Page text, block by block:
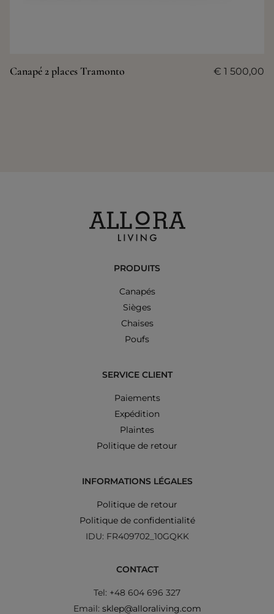
Canapé 2 places Tramonto € 1 500,00
PRODUITS
Canapés
Sièges
Chaises
Poufs
SERVICE CLIENT
Paiements
Expédition
Plaintes
Politique de retour
INFORMATIONS LÉGALES
Politique de retour
Politique de confidentialité
IDU: FR409702_10GQKK
CONTACT
Tel: +48 604 696 327
Email: sklep@alloraliving.com